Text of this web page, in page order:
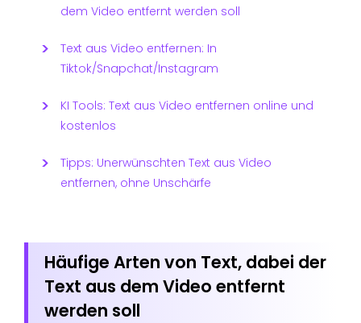
dem Video entfernt werden soll
Text aus Video entfernen: In
Tiktok/Snapchat/Instagram
KI Tools: Text aus Video entfernen online und
kostenlos
Tipps: Unerwünschten Text aus Video
entfernen, ohne Unschärfe
Häufige Arten von Text, dabei der
Text aus dem Video entfernt
werden soll